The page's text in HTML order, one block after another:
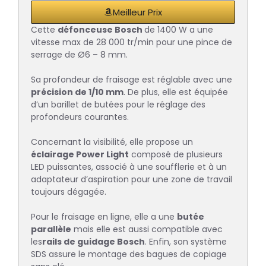
Meilleur Prix
Cette défonceuse Bosch de 1400 W a une
vitesse max de 28 000 tr/min pour une pince de
serrage de Ø6 – 8 mm.
Sa profondeur de fraisage est réglable avec une
précision de 1/10 mm. De plus, elle est équipée
d’un barillet de butées pour le réglage des
profondeurs courantes.
Concernant la visibilité, elle propose un
éclairage Power Light composé de plusieurs
LED puissantes, associé à une soufflerie et à un
adaptateur d’aspiration pour une zone de travail
toujours dégagée.
Pour le fraisage en ligne, elle a une butée
parallèle mais elle est aussi compatible avec
lesrails de guidage Bosch. Enfin, son système
SDS assure le montage des bagues de copiage